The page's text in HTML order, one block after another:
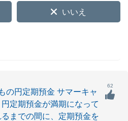
いいえ
の円定期預金 サマーキャ
定期預金が満期になって
までの間に、定期預金を
62